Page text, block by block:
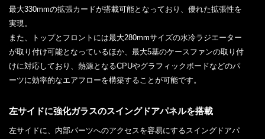
最大330mmの拡張カードが搭載可能となっており、優れた拡張性を
実現。
また、トップとフロントには最大280mmサイズの水冷ラジエーター
が取り付け可能となっているほか、最大5基のケースファンの取り付
けに対応しており、熱源となるCPUやグラフィックボードなどのパ
ーツに効率的なエアフローを構築することが可能です。
左サイドに強化ガラスのスイングドアパネルを搭載
左サイドに、内部パーツへのアクセスを容易にするスイングドアパ